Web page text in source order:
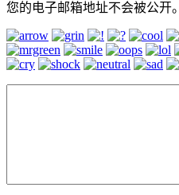
您的电子邮箱地址不会被公开。